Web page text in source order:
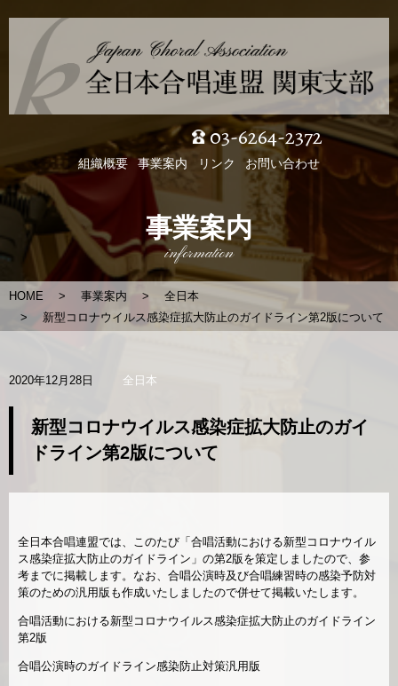
03-6264-2372
組織概要 事業案内 リンク お問い合わせ
事業案内
information
HOME 事業案内
全日本
新型コロナウイルス感染症拡大防止のガイドライン第2版について
2020年12月28日 全日本
新型コロナウイルス感染症拡大防止のガイ
ドライン第2版について
全日本合唱連盟では、このたび「合唱活動における新型コロナウイル
ス感染症拡大防止のガイドライン」の第2版を策定しましたので、参
考までに掲載します。なお、合唱公演時及び合唱練習時の感染予防対
策のための汎用版も作成いたしましたので併せて掲載いたします。
合唱活動における新型コロナウイルス感染症拡大防止のガイドライン
第2版
合唱公演時のガイドライン感染防止対策汎用版